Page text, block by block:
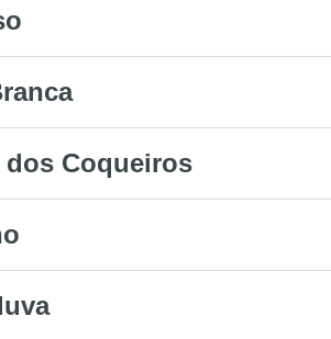
dos Coqueiros